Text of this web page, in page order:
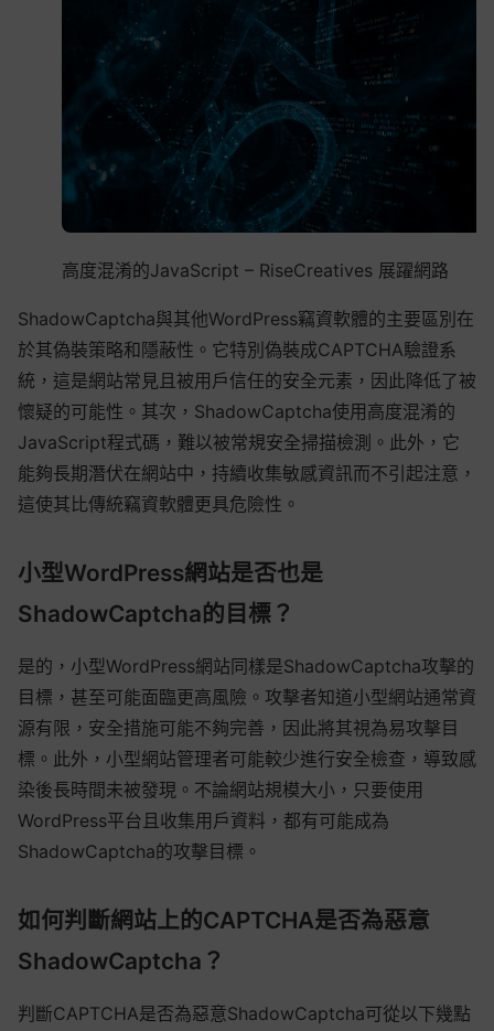
高度混淆的JavaScript – RiseCreatives 展躍網路
ShadowCaptcha與其他WordPress竊資軟體的主要區別在
於其偽裝策略和隱蔽性。它特別偽裝成CAPTCHA驗證系
統，這是網站常見且被用戶信任的安全元素，因此降低了被
懷疑的可能性。其次，ShadowCaptcha使用高度混淆的
JavaScript程式碼，難以被常規安全掃描檢測。此外，它
能夠長期潛伏在網站中，持續收集敏感資訊而不引起注意，
這使其比傳統竊資軟體更具危險性。
小型WordPress網站是否也是
ShadowCaptcha的目標？
是的，小型WordPress網站同樣是ShadowCaptcha攻擊的
目標，甚至可能面臨更高風險。攻擊者知道小型網站通常資
源有限，安全措施可能不夠完善，因此將其視為易攻擊目
標。此外，小型網站管理者可能較少進行安全檢查，導致感
染後長時間未被發現。不論網站規模大小，只要使用
WordPress平台且收集用戶資料，都有可能成為
ShadowCaptcha的攻擊目標。
如何判斷網站上的CAPTCHA是否為惡意
ShadowCaptcha？
判斷CAPTCHA是否為惡意ShadowCaptcha可從以下幾點